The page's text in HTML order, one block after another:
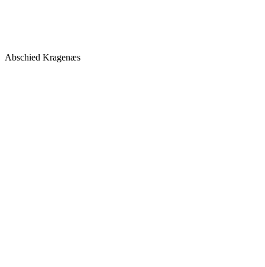
Abschied Kragenæs